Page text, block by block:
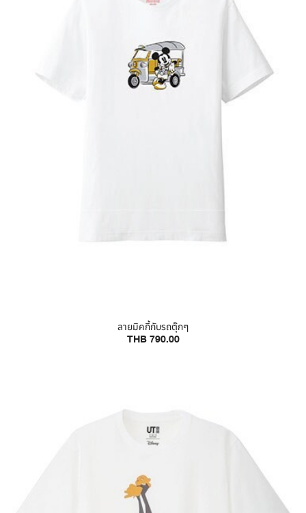
ลายมิคกี้กับรถตุ๊กๆ
THB 790.00